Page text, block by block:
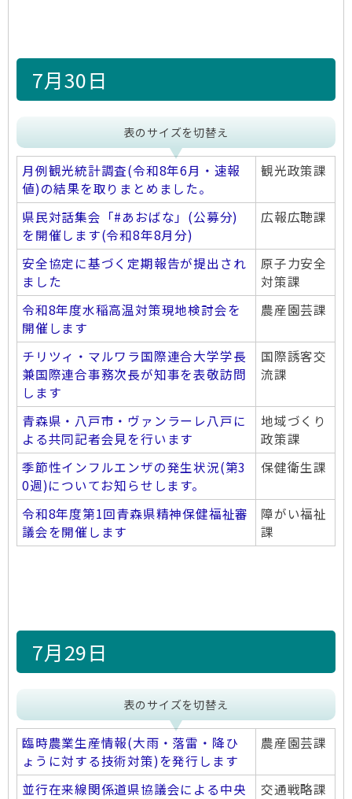
7月30日
表のサイズを切替え
月例観光統計調査(令和8年6月・速報
値)の結果を取りまとめました。
観光政策課
県民対話集会「#あおばな」(公募分)
を開催します(令和8年8月分)
広報広聴課
安全協定に基づく定期報告が提出され
ました
原子力安全
対策課
令和8年度水稲高温対策現地検討会を
開催します
農産園芸課
チリツィ・マルワラ国際連合大学学長
兼国際連合事務次長が知事を表敬訪問
します
国際誘客交
流課
青森県・八戸市・ヴァンラーレ八戸に
よる共同記者会見を行います
地域づくり
政策課
季節性インフルエンザの発生状況(第3
0週)についてお知らせします。
保健衛生課
令和8年度第1回青森県精神保健福祉審
議会を開催します
障がい福祉
課
7月29日
表のサイズを切替え
臨時農業生産情報(大雨・落雷・降ひ
ょうに対する技術対策)を発行します
農産園芸課
並行在来線関係道県協議会による中央
交通戦略課